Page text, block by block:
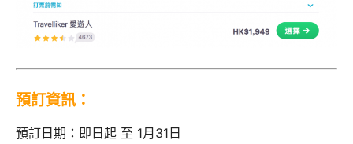
預訂資訊：
預訂日期：即日起 至 1月31日